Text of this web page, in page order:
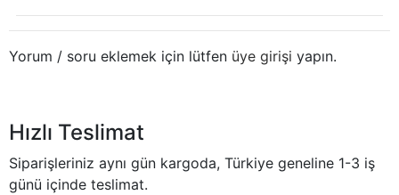
Yorum / soru eklemek için lütfen üye girişiyapın.
Hızlı Teslimat
Siparişleriniz aynı gün kargoda, Türkiye geneline 1-3 iş
günü içinde teslimat.